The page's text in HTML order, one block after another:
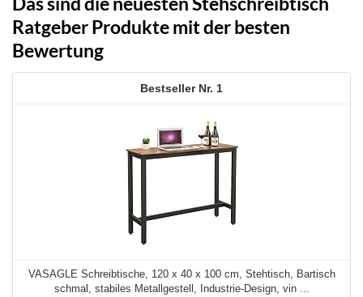
Ratgeber Produkte mit der besten
Bewertung
1
VASAGLE Schreibtische, 120 x 40 x 100 cm, Stehtisch, Bartisch
schmal, stabiles Metallgestell, Industrie-Design, vin ...